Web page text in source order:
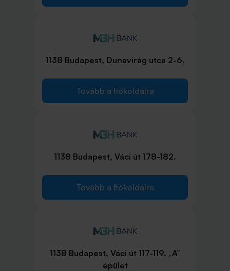
1138 Budapest, Dunavirág utca 2-6.
Tovább a fiókoldalra
1138 Budapest, Váci út 178-182.
Tovább a fiókoldalra
1138 Budapest, Váci út 117-119. „A”
épület